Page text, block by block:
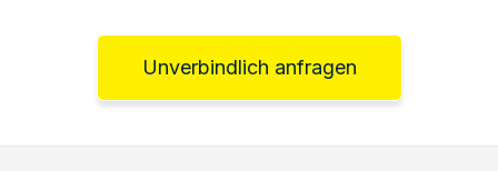
Unverbindlich anfragen